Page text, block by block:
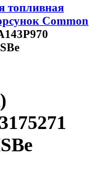
топливная
Common